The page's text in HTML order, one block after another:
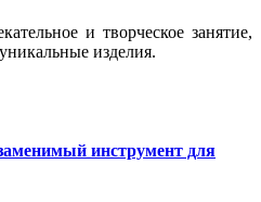
и творческое занятие,
изделия.
инструмент для